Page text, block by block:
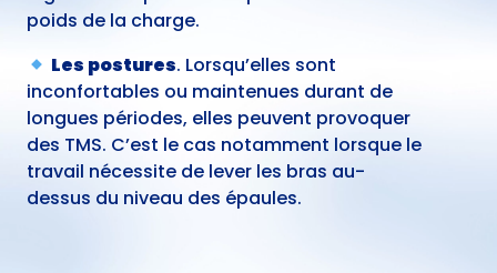
poids de la charge.
Les postures. Lorsqu’elles sont
inconfortables ou maintenues durant de
longues périodes, elles peuvent provoquer
des TMS. C’est le cas notamment lorsque le
travail nécessite de lever les bras au-
dessus du niveau des épaules.